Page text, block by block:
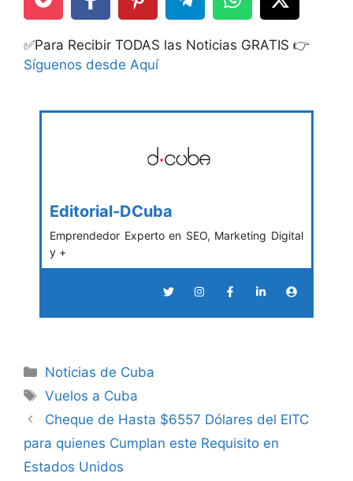
✅Para Recibir TODAS las Noticias GRATIS 👉
Síguenos desde Aquí
Editorial-DCuba
Emprendedor Experto en SEO, Marketing Digital
y +
Categories
Noticias de Cuba
Tags
Vuelos a Cuba
Cheque de Hasta $6557 Dólares del EITC
para quienes Cumplan este Requisito en
Estados Unidos